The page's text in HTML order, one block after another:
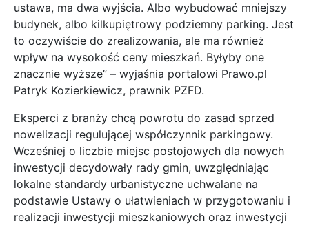
ustawa, ma dwa wyjścia. Albo wybudować mniejszy
budynek, albo kilkupiętrowy podziemny parking. Jest
to oczywiście do zrealizowania, ale ma również
wpływ na wysokość ceny mieszkań. Byłyby one
znacznie wyższe” – wyjaśnia portalowi Prawo.pl
Patryk Kozierkiewicz, prawnik PZFD.
Eksperci z branży chcą powrotu do zasad sprzed
nowelizacji regulującej współczynnik parkingowy.
Wcześniej o liczbie miejsc postojowych dla nowych
inwestycji decydowały rady gmin, uwzględniając
lokalne standardy urbanistyczne uchwalane na
podstawie Ustawy o ułatwieniach w przygotowaniu i
realizacji inwestycji mieszkaniowych oraz inwestycji